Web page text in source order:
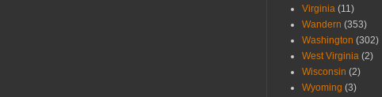
Virginia (11)
Wandern (353)
Washington (302)
West Virginia (2)
Wisconsin (2)
Wyoming (3)